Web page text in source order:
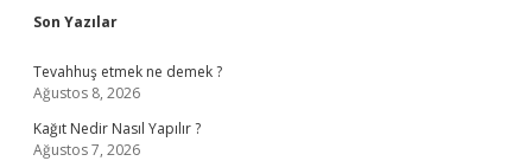
Sidebar
Son Yazılar
Tevahhuş etmek ne demek ?
Ağustos 8, 2026
Kağıt Nedir Nasıl Yapılır ?
Ağustos 7, 2026